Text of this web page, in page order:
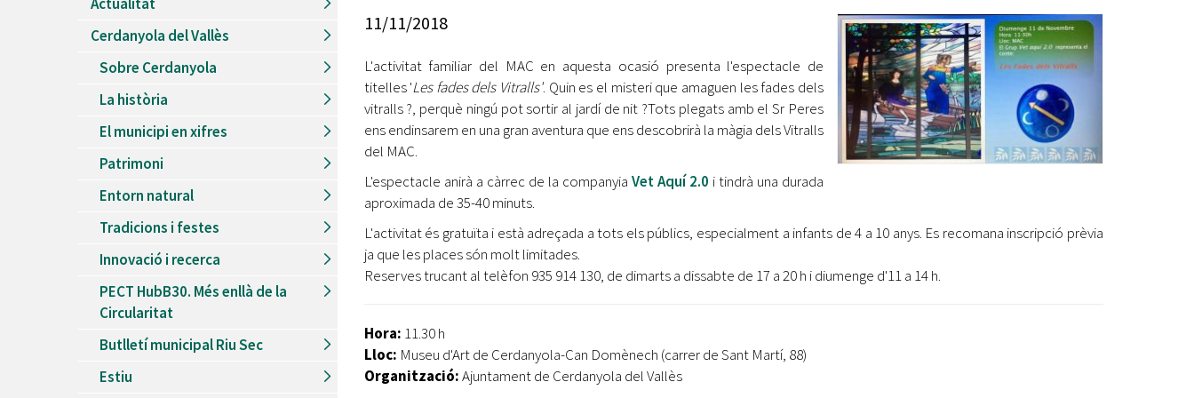
Recursos Humans
Ètica i Integritat
Retiment de Comptes
Accés a Informació Pública
Dades Obertes
Del26/06/2026al30/08/2026
Patis oberts temporada d'estiu
Piscines d'estiu a Cerdanyola
Del01/06/2026al30/09/2026
Refugis climàtics a Cerdanyola
Jocs d'aigua del Parc Cordelles
Del01/07/2024al31/08/2026
Decorem! Conte 'La truita de nabius'
jove 2026
Cerdanyola opta a més de 5 milions d'euros del Pla de
Barris per transformar les Fontetes, Quatre Cantons i
l'entorn de l'avinguda Catalunya
El FIT presenta el cartell de la seva 16a edició i dona el
L’Ajuntament reparteix ulleres gratuïtes per veure
Entitats
Equipaments
Mercats Municipals
Cerdanyola del Vallès
Sobre Cerdanyola
La història
El municipi en xifres
Patrimoni
Entorn natural
Tradicions i festes
Innovació i recerca
PECT HubB30. Més enllà de la
Circularitat
Butlletí municipal Riu Sec
Estiu
11/11/2018
L'activitat familiar del MAC en aquesta ocasió presenta l'espectacle de
titelles 'Les fades dels Vitralls'. Quin es el misteri que amaguen les fades dels
vitralls ?, perquè ningú pot sortir al jardí de nit ?Tots plegats amb el Sr Peres
ens endinsarem en una gran aventura que ens descobrirà la màgia dels Vitralls
del MAC.
L'espectacle anirà a càrrec de la companyia Vet Aquí 2.0 i tindrà una durada
aproximada de 35-40 minuts.
L'activitat és gratuïta i està adreçada a tots els públics, especialment a infants de 4 a 10 anys. Es recomana inscripció prèvia
ja que les places són molt limitades.
Reserves trucant al telèfon 935 914 130, de dimarts a dissabte de 17 a 20 h i diumenge d'11 a 14 h.
Hora: 11.30 h
Lloc: Museu d'Art de Cerdanyola-Can Domènech (carrer de Sant Martí, 88)
Organització:Ajuntament de Cerdanyola del Vallès